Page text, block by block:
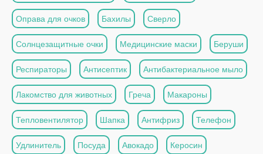
Оправа для очков Бахилы Сверло
Солнцезащитные очки Медицинские маски Беруши
Респираторы Антисептик Антибактериальное мыло
Лакомство для животных Греча Макароны
Тепловентилятор Шапка Антифриз Телефон
Удлинитель Посуда Авокадо Керосин